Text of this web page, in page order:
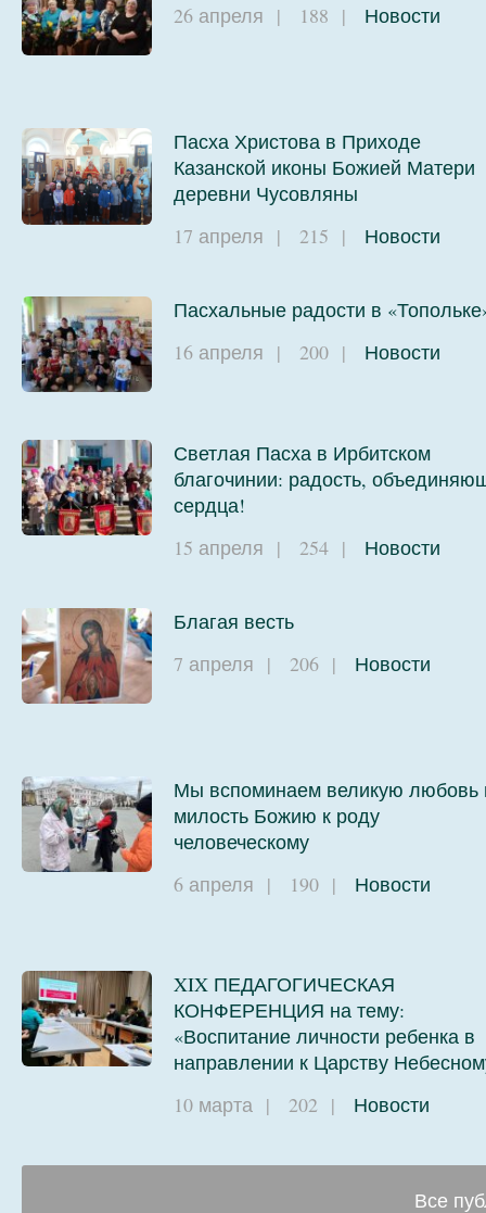
26 апреля | 188 | Новости
Пасха Христова в Приходе
Казанской иконы Божией Матери
деревни Чусовляны
17 апреля | 215 | Новости
Пасхальные радости в
16 апреля | 200 | Новости
Светлая Пасха в Ирбитском
благочинии: радость,
сердца!
15 апреля | 254 | Новости
Благая весть
7 апреля | 206 | Новости
Мы вспоминаем великую любовь
милость Божию к роду
человеческому
6 апреля | 190 | Новости
XIX ПЕДАГОГИЧЕСКАЯ
КОНФЕРЕНЦИЯ на тему:
«Воспитание личности ребенка в
направлении к Царству
10 марта | 202 | Новости
Все